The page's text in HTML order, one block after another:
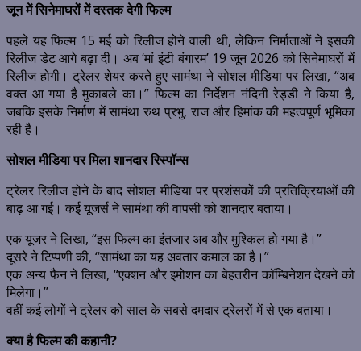
जून में सिनेमाघरों में दस्तक देगी फिल्म
पहले यह फिल्म 15 मई को रिलीज होने वाली थी, लेकिन निर्माताओं ने इसकी
रिलीज डेट आगे बढ़ा दी। अब ‘मां इंटी बंगारम’ 19 जून 2026 को सिनेमाघरों में
रिलीज होगी। ट्रेलर शेयर करते हुए सामंथा ने सोशल मीडिया पर लिखा, “अब
वक्त आ गया है मुकाबले का।” फिल्म का निर्देशन नंदिनी रेड्डी ने किया है,
जबकि इसके निर्माण में सामंथा रुथ प्रभु, राज और हिमांक की महत्वपूर्ण भूमिका
रही है।
सोशल मीडिया पर मिला शानदार रिस्पॉन्स
ट्रेलर रिलीज होने के बाद सोशल मीडिया पर प्रशंसकों की प्रतिक्रियाओं की
बाढ़ आ गई। कई यूजर्स ने सामंथा की वापसी को शानदार बताया।
एक यूजर ने लिखा, “इस फिल्म का इंतजार अब और मुश्किल हो गया है।”
दूसरे ने टिप्पणी की, “सामंथा का यह अवतार कमाल का है।”
एक अन्य फैन ने लिखा, “एक्शन और इमोशन का बेहतरीन कॉम्बिनेशन देखने को
मिलेगा।”
वहीं कई लोगों ने ट्रेलर को साल के सबसे दमदार ट्रेलरों में से एक बताया।
क्या है फिल्म की कहानी?